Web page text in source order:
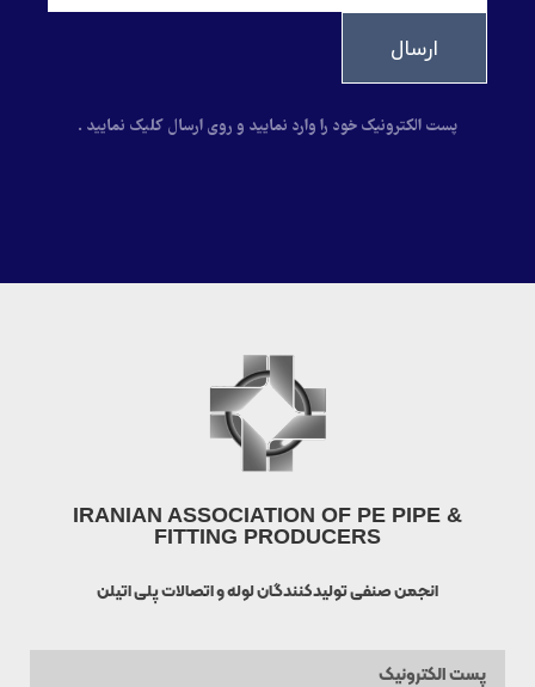
ارسال
پست الکترونیک خود را وارد نمایید و روی ارسال کلیک نمایید .
IRANIAN ASSOCIATION OF PE PIPE &
FITTING PRODUCERS
انجمن صنفی تولیدکنندگان لوله و اتصالات پلی اتیلن